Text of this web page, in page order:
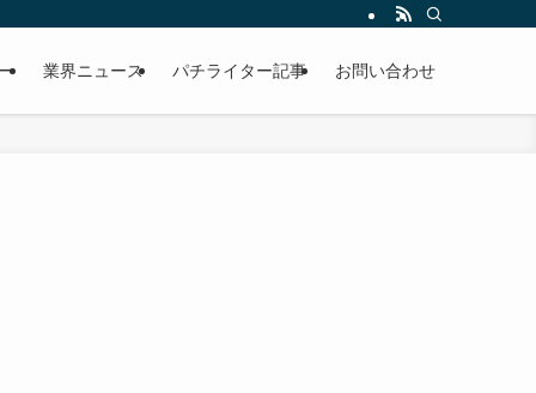
業界ニュース パチライター記事 お問い合わせ